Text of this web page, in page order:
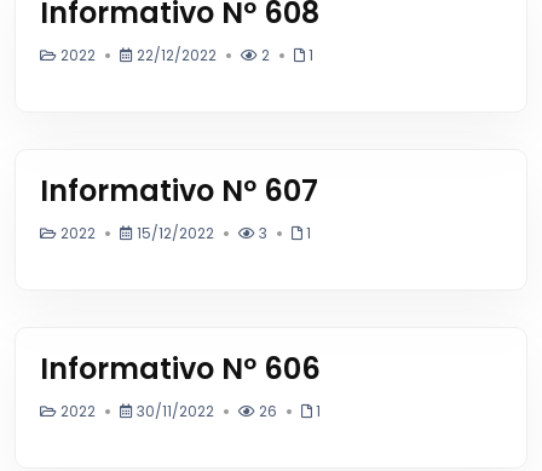
Informativo Nº 608
2022 22/12/2022 2 1
Informativo Nº 607
2022 15/12/2022 3 1
Informativo Nº 606
2022 30/11/2022 26 1